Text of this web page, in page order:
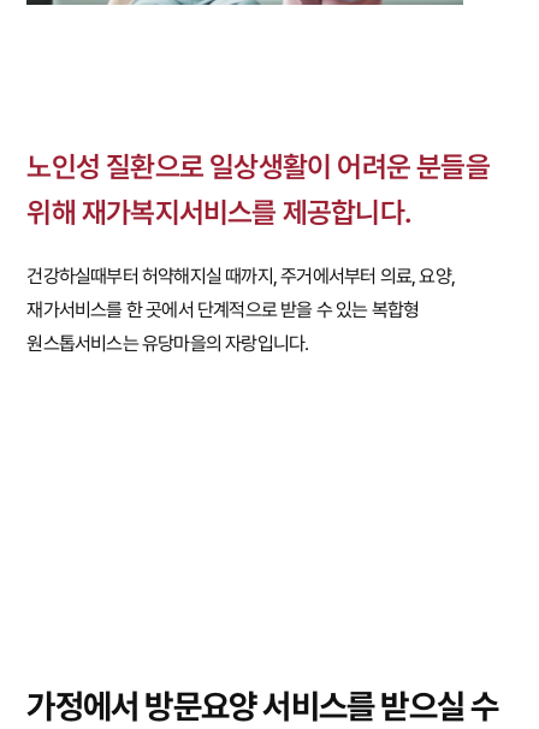
노인성 질환으로 일상생활이 어려운 분들을
위해 재가복지서비스를 제공합니다.
건강하실때부터 허약해지실 때까지, 주거에서부터 의료, 요양,
재가서비스를 한 곳에서 단계적으로 받을 수 있는 복합형
원스톱서비스는 유당마을의 자랑입니다.
가정에서 방문요양 서비스를 받으실 수